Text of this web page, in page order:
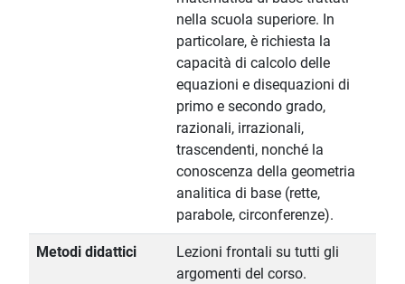
nella scuola superiore. In
particolare, è richiesta la
capacità di calcolo delle
equazioni e disequazioni di
primo e secondo grado,
razionali, irrazionali,
trascendenti, nonché la
conoscenza della geometria
analitica di base (rette,
parabole, circonferenze).
Metodi didattici
Lezioni frontali su tutti gli
argomenti del corso.